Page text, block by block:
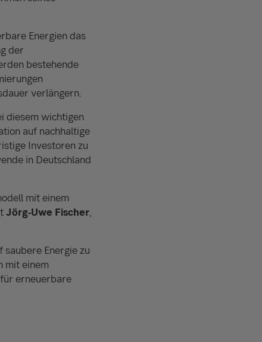
Energien das
der
bestehende
verlängern.
diesem wichtigen
auf nachhaltige
Investoren zu
in Deutschland
mit einem
Jörg-Uwe Fischer,
Energie zu
mit einem
erneuerbare